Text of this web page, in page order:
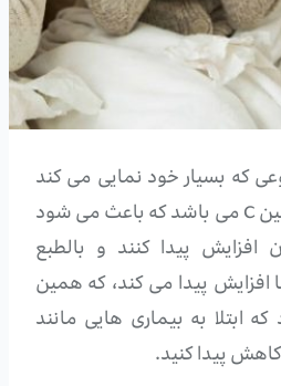
که بسیار خود نمایی می کند
وجود مقادیر بالای ویتامین C می باشد که باعث می شود
پیدا کنند و بالطبع
پیدا می کند، که همین
به بیماری هایی مانند
کاهش پیدا کنید.